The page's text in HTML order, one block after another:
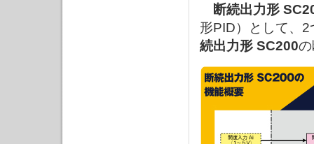
断続出力形
形PID）として、
続出力形 SC200